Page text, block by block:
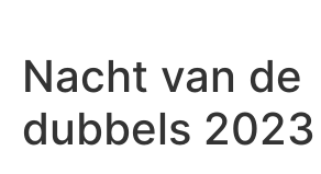
Nacht van de
dubbels 2023